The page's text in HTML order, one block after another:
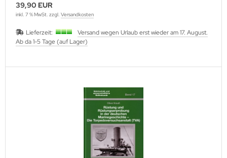
39,90 EUR
inkl. 7 % MwSt. zzgl. Versandkosten
Lieferzeit:
Versand wegen Urlaub erst wieder am 17. August.
Ab da 1-5 Tage (auf Lager)